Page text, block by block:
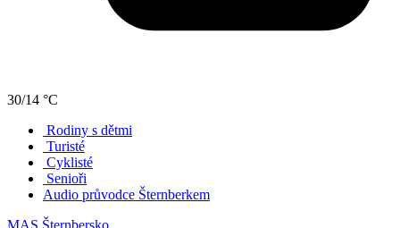
30/14 °C
Rodiny s dětmi
Turisté
Cyklisté
Senioři
Audio průvodce Šternberkem
MAS Šternbersko